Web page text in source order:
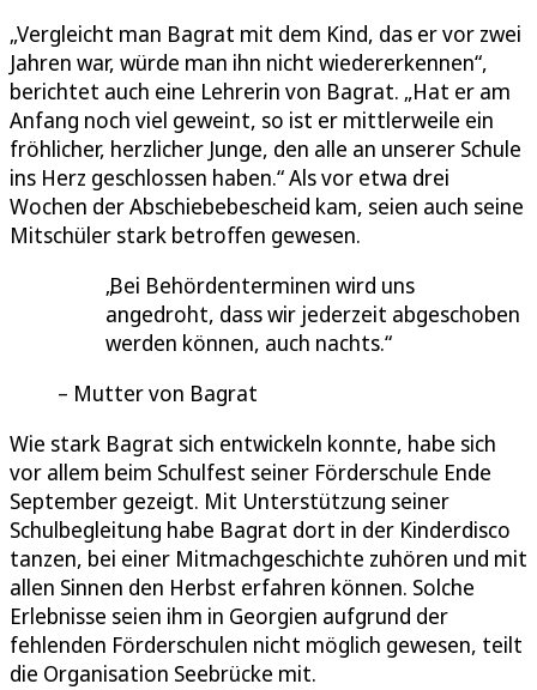
„Vergleicht man Bagrat mit dem Kind, das er vor zwei
Jahren war, würde man ihn nicht wiedererkennen“,
berichtet auch eine Lehrerin von Bagrat. „Hat er am
Anfang noch viel geweint, so ist er mittlerweile ein
fröhlicher, herzlicher Junge, den alle an unserer Schule
ins Herz geschlossen haben.“ Als vor etwa drei
Wochen der Abschiebebescheid kam, seien auch seine
Mitschüler stark betroffen gewesen.
Bei Behördenterminen wird uns
angedroht, dass wir jederzeit abgeschoben
werden können, auch nachts.
Mutter von Bagrat
Wie stark Bagrat sich entwickeln konnte, habe sich
vor allem beim Schulfest seiner Förderschule Ende
September gezeigt. Mit Unterstützung seiner
Schulbegleitung habe Bagrat dort in der Kinderdisco
tanzen, bei einer Mitmachgeschichte zuhören und mit
allen Sinnen den Herbst erfahren können. Solche
Erlebnisse seien ihm in Georgien aufgrund der
fehlenden Förderschulen nicht möglich gewesen, teilt
die Organisation Seebrücke mit.